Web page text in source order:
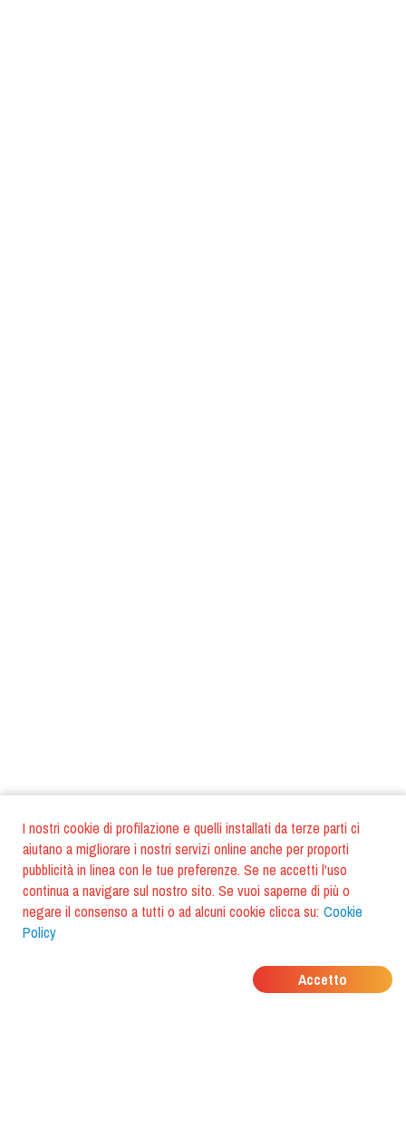
I nostri cookie di profilazione e quelli installati da terze parti ci
aiutano a migliorare i nostri servizi online anche per proporti
pubblicità in linea con le tue preferenze. Se ne accetti l'uso
continua a navigare sul nostro sito. Se vuoi saperne di più o
negare il consenso a tutti o ad alcuni cookie clicca su: Cookie
Policy
Accetto
DOVE MANGIANO I
TUOI AMICI?